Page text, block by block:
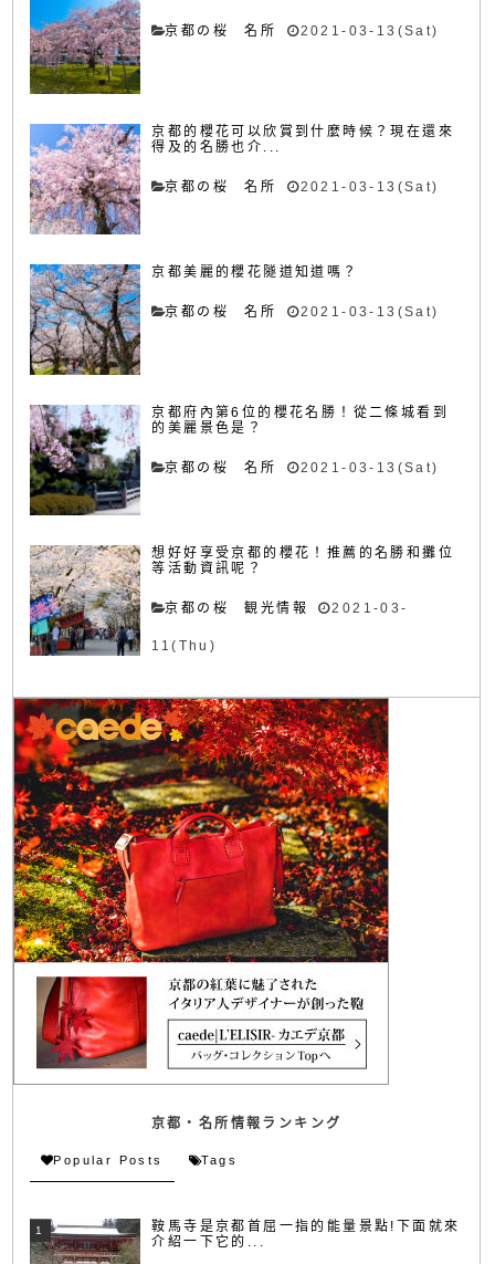
京都の桜 名所 2021-03-13(Sat)
京都的櫻花可以欣賞到什麼時候？現在還來
得及的名勝也介...
京都の桜 名所 2021-03-13(Sat)
京都美麗的櫻花隧道知道嗎？
京都の桜 名所 2021-03-13(Sat)
京都府內第6位的櫻花名勝！從二條城看到
的美麗景色是？
京都の桜 名所 2021-03-13(Sat)
想好好享受京都的櫻花！推薦的名勝和攤位
等活動資訊呢？
京都の桜 観光情報 2021-03-
11(Thu)
京都・名所情報ランキング
Popular Posts Tags
鞍馬寺是京都首屈一指的能量景點!下面就來
介紹一下它的...